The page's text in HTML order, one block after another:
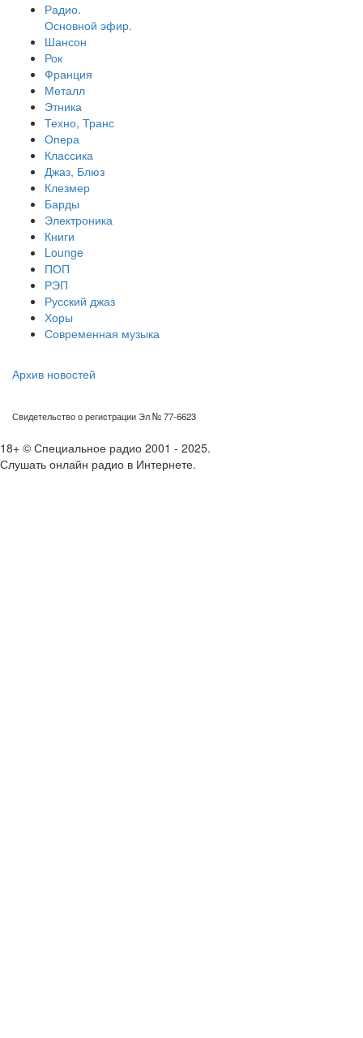
Радио.
Основной эфир.
Шансон
Рок
Франция
Металл
Этника
Техно, Транс
Опера
Классика
Джаз, Блюз
Клезмер
Барды
Электроника
Книги
Lounge
ПОП
РЭП
Русский джаз
Хоры
Современная музыка
Архив новостей
Свидетельство о регистрации Эл № 77-6623
18+ © Специальное радио 2001 - 2025.
Слушать онлайн радио в Интернете.